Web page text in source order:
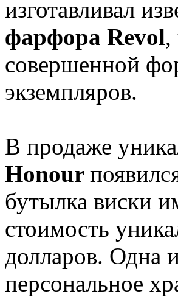
изготавливал
фарфора Revol,
совершенной
экземпляров.
В продаже
Honour
бутылка виски
стоимость
долларов. Одна
персональное